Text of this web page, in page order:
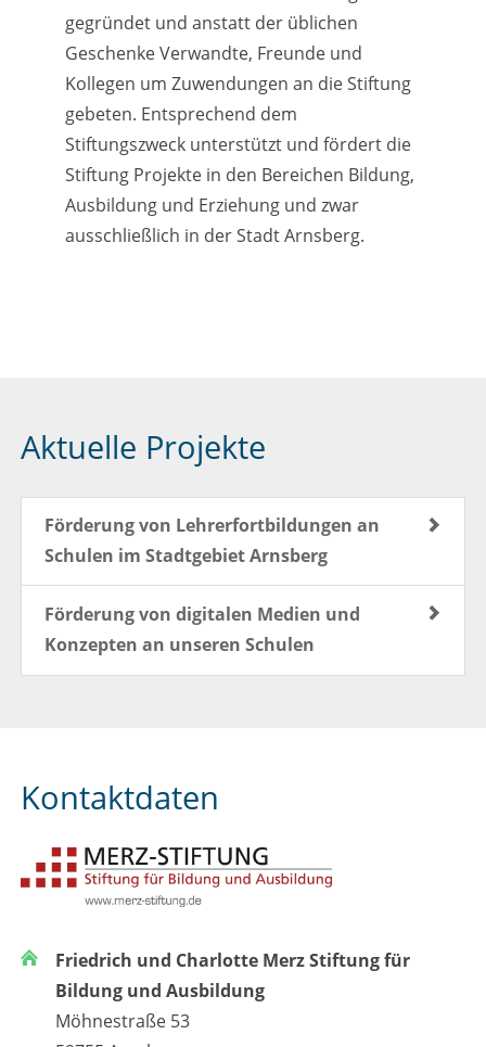
gegründet und anstatt der üblichen
Geschenke Verwandte, Freunde und
Kollegen um Zuwendungen an die Stiftung
gebeten. Entsprechend dem
Stiftungszweck unterstützt und fördert die
Stiftung Projekte in den Bereichen Bildung,
Ausbildung und Erziehung und zwar
ausschließlich in der Stadt Arnsberg.
Aktuelle Projekte
Förderung von Lehrerfortbildungen an
Schulen im Stadtgebiet Arnsberg
Förderung von digitalen Medien und
Konzepten an unseren Schulen
Kontaktdaten
Friedrich und Charlotte Merz Stiftung für
Bildung und Ausbildung
Möhnestraße 53